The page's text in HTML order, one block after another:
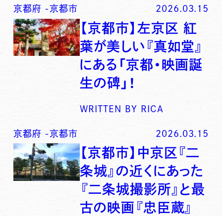
京都府 -京都市 2026.03.15
【京都市】左京区 紅
葉が美しい『真如堂』
にある「京都・映画誕
生の碑」！
WRITTEN BY RICA
京都府 -京都市 2026.03.15
【京都市】中京区『二
条城』の近くにあった
『二条城撮影所』と最
古の映画『忠臣蔵』